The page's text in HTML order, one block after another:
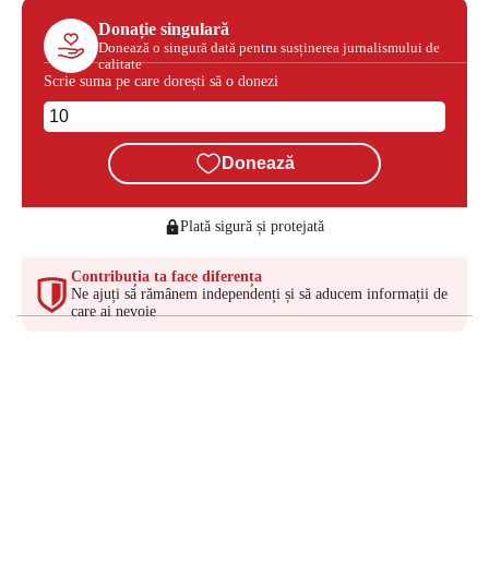
Donație singulară
Donează o singură dată pentru susținerea jurnalismului de
calitate
Scrie suma pe care dorești să o donezi
Donează
Plată sigură și protejată
Contribuția ta face diferența
Ne ajuți să rămânem independenți și să aducem informații de
care ai nevoie